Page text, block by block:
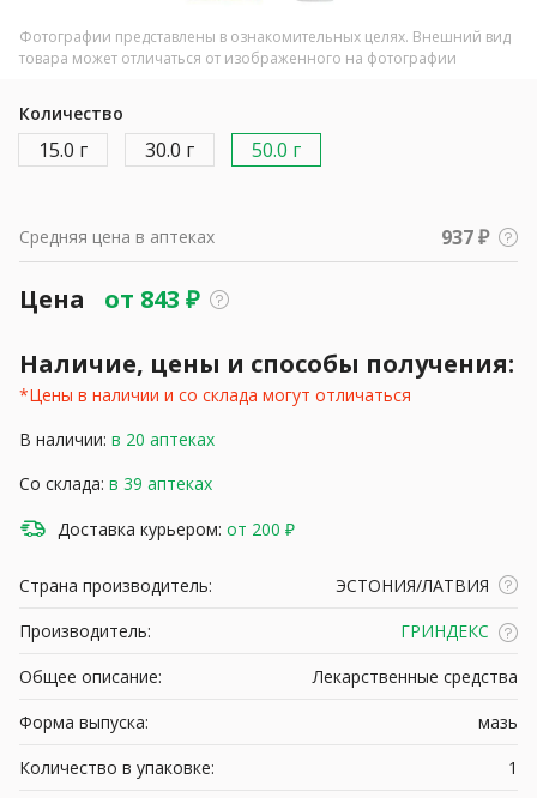
Фотографии представлены в ознакомительных целях. Внешний вид
товара может отличаться от изображенного на фотографии
Количество
15.0 г 30.0 г 50.0 г
Средняя цена в аптеках 937 ₽
Цена от 843 ₽
Наличие, цены и способы получения:
*Цены в наличии и со склада могут отличаться
В наличии: в 20 аптеках
Со склада: в 39 аптеках
Доставка курьером: от 200 ₽
Страна производитель:
ЭСТОНИЯ/ЛАТВИЯ
Производитель:
ГРИНДЕКС
Общее описание:
Лекарственные средства
Форма выпуска:
мазь
Количество в упаковке:
1